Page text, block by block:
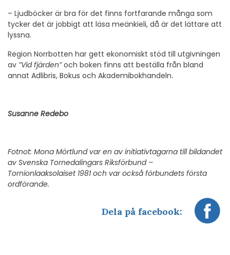
– Ljudböcker är bra för det finns fortfarande många som
tycker det är jobbigt att läsa meänkieli, då är det lättare att
lyssna.
Region Norrbotten har gett ekonomiskt stöd till utgivningen
av ”Vid fjärden”och boken finns att beställa från bland
annat Adlibris, Bokus och Akademibokhandeln.
Susanne Redebo
Fotnot: Mona Mörtlund var en av initiativtagarna till bildandet
av Svenska Tornedalingars Riksförbund –
Tornionlaaksolaiset 1981 och var också förbundets första
ordförande.
Dela på facebook: